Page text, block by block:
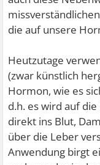
die auf unsere
Heutzutage
(zwar künstlich
Hormon, wie es
d.h. es wird auf
direkt ins Blut,
über die Leber
Anwendung birgt